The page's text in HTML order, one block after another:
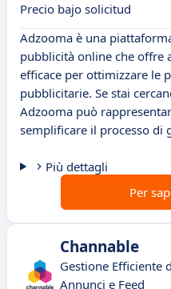
Precio bajo solicitud
Adzooma è una
pubblicità online che offre
efficace per ottimizzare le
pubblicitarie. Se stai
Adzooma può
semplificare il processo di
Più dettagli
Per
Channable
Gestione Efficiente
Annunci e Feed